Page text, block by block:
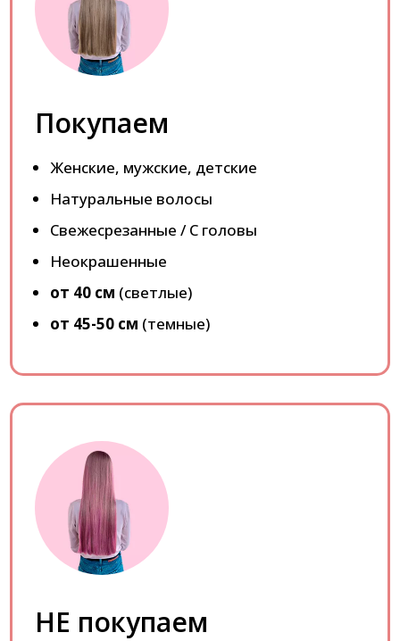
Покупаем
Женские, мужские, детские
Натуральные волосы
Свежесрезанные / С головы
Неокрашенные
от 40 см (светлые)
от 45-50 см (темные)
НЕ покупаем